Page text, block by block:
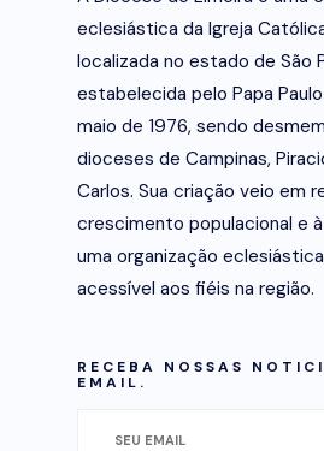
eclesiástica da Igreja
localizada no estado de São
estabelecida pelo Papa
maio de 1976, sendo
dioceses de Campinas,
Carlos. Sua criação veio em
crescimento populacional e
uma organização
acessível aos fiéis na região.
RECEBA NOSSAS
EMAIL.